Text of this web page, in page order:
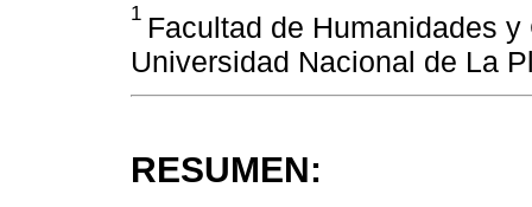
1 Facultad de Humanidades
Universidad Nacional de La
RESUMEN: